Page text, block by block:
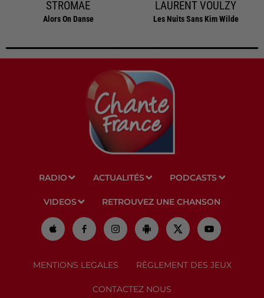
STROMAE
Alors On Danse
LAURENT VOULZY
Les Nuits Sans Kim Wilde
RADIO ACTUALITÉS PODCASTS
VIDEOS RETROUVEZ UNE CHANSON
MENTIONS LEGALES RÈGLEMENT DES JEUX
CONTACTEZ NOUS